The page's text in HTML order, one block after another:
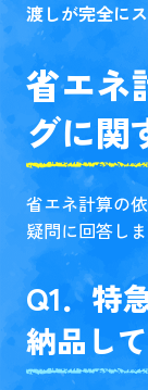
渡しが完全に
省エネ
グに関
省エネ計算の
疑問に回答しま
Q1．特
納品し